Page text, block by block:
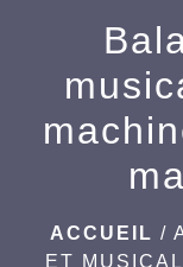
ACCUEIL /
ET